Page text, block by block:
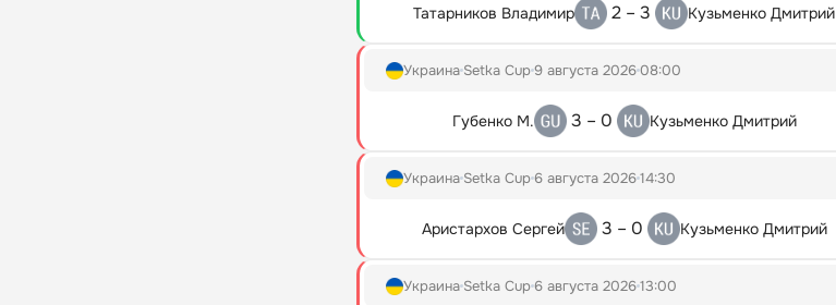
Татарников Владимир 2 – 3 Кузьменко Дмитрий
Украина Setka Cup9 августа 202608:00
Губенко М. 3 – 0 Кузьменко Дмитрий
Украина Setka Cup6 августа 202614:30
Аристархов Сергей 3 – 0 Кузьменко Дмитрий
Украина Setka Cup6 августа 202613:00